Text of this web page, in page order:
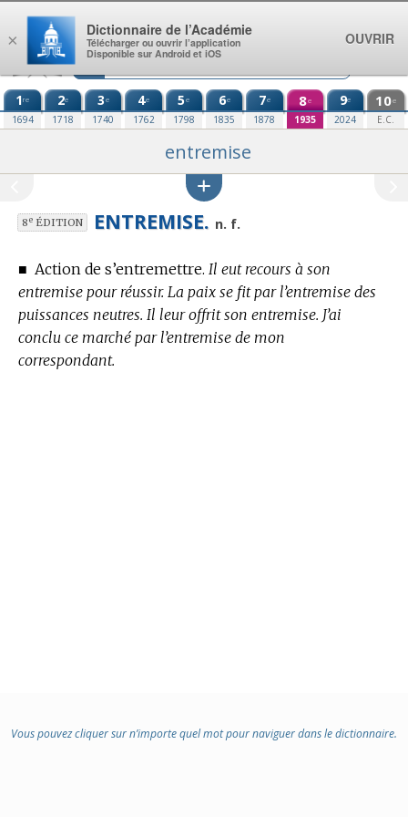
Aller au contenu
1re
1694
2e
1718
3e
1740
4e
1762
5e
1798
6e
1835
7e
1878
8e
1935
9e
2024
10e
E.C.
entremise
8eÉDITION ENTREMISE. n. f.
■ Action de s’entremettre. Il eut recours à son
entremise pour réussir. La paix se fit par l’entremise des
puissances neutres. Il leur offrit son entremise. J’ai
conclu ce marché par l’entremise de mon
correspondant.
Vous pouvez cliquer sur n’importe quel mot pour naviguer dans le dictionnaire.
×
Dictionnaire de l’Académie
Télécharger ou ouvrir l’application
Disponible sur Android et iOS
OUVRIR